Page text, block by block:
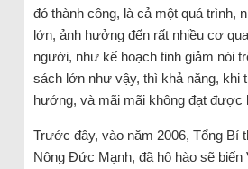
đó thành công, là cả một quá trình,
lớn, ảnh hưởng đến rất nhiều cơ
người, như kế hoạch tinh giảm nói
sách lớn như vậy, thì khả năng, khi
hướng, và mãi mãi không đạt được
Trước đây, vào năm 2006, Tổng Bí
Nông Đức Mạnh, đã hô hào sẽ biến